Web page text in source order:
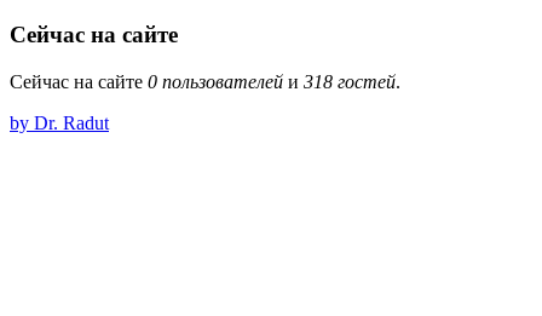
Сейчас на сайте
Сейчас на сайте 0 пользователей и 318 гостей.
by Dr. Radut